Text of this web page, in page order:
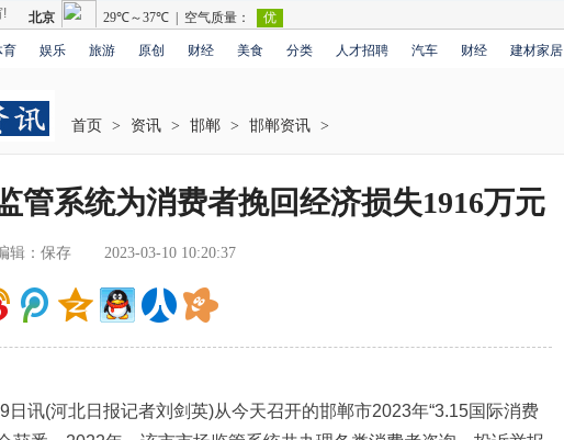
!
育 娱乐 旅游 原创 财经 美食 分类 人才招聘 汽车 财经 建材家居
首页 > 资讯 > 邯郸 > 邯郸资讯 >
管系统为消费者挽回经济损失1916万元
辑：保存 2023-03-10 10:20:37
(河北日报记者刘剑英)从今天召开的邯郸市2023年“3.15国际消费